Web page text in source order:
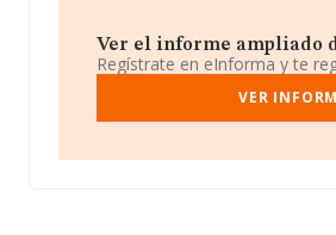
Ver el informe ampliado
Regístrate en eInforma y te
VER